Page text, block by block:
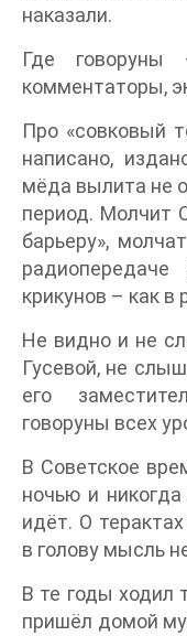
наказали.
Где говоруны
комментаторы,
Про «совковый
написано,
мёда вылита не
период. Молчит
барьеру»,
крикунов – как в
Не видно и не
Гусевой, не
его
говоруны всех
В Советское
ночью и
идёт. О
в голову мысль
В те годы ходил
пришёл домой